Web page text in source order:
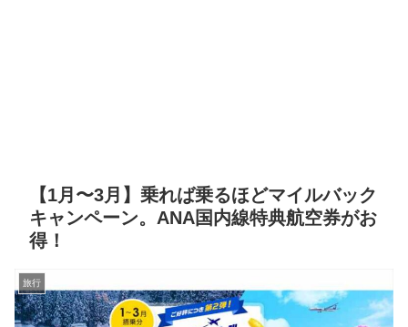
【1月〜3月】乗れば乗るほどマイルバック
キャンペーン。ANA国内線特典航空券がお
得！
旅行